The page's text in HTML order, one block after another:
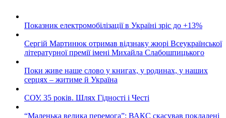
Показник електромобілізації в Україні зріс до +13%
Сергій Мартинюк отримав відзнаку жюрі Всеукраїнської
літературної премії імені Михайла Слабошпицького
Поки живе наше слово у книгах, у родинах, у наших
серцях – житиме й Україна
СОУ. 35 років. Шлях Гідності і Честі
“Маленька велика перемога”: ВАКС скасував покладені